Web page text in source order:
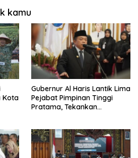
kamu
Kota
Gubernur Al Haris Lantik Lima
Pejabat Pimpinan Tinggi
Pratama, Tekankan
Integritas